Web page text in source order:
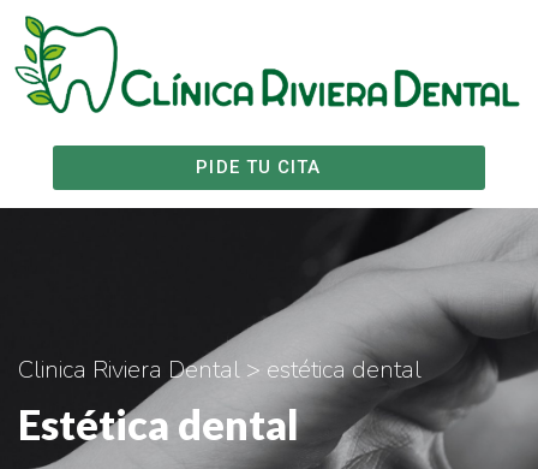
contenido
PIDE TU CITA
Clinica Riviera Dental > estética dental
Estética dental